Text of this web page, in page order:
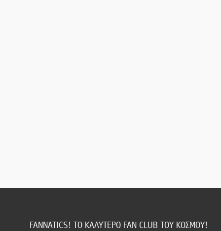
FANNATICS! ΤΟ ΚΑΛΥΤΕΡΟ FAN CLUB ΤΟΥ ΚΟΣΜΟΥ!